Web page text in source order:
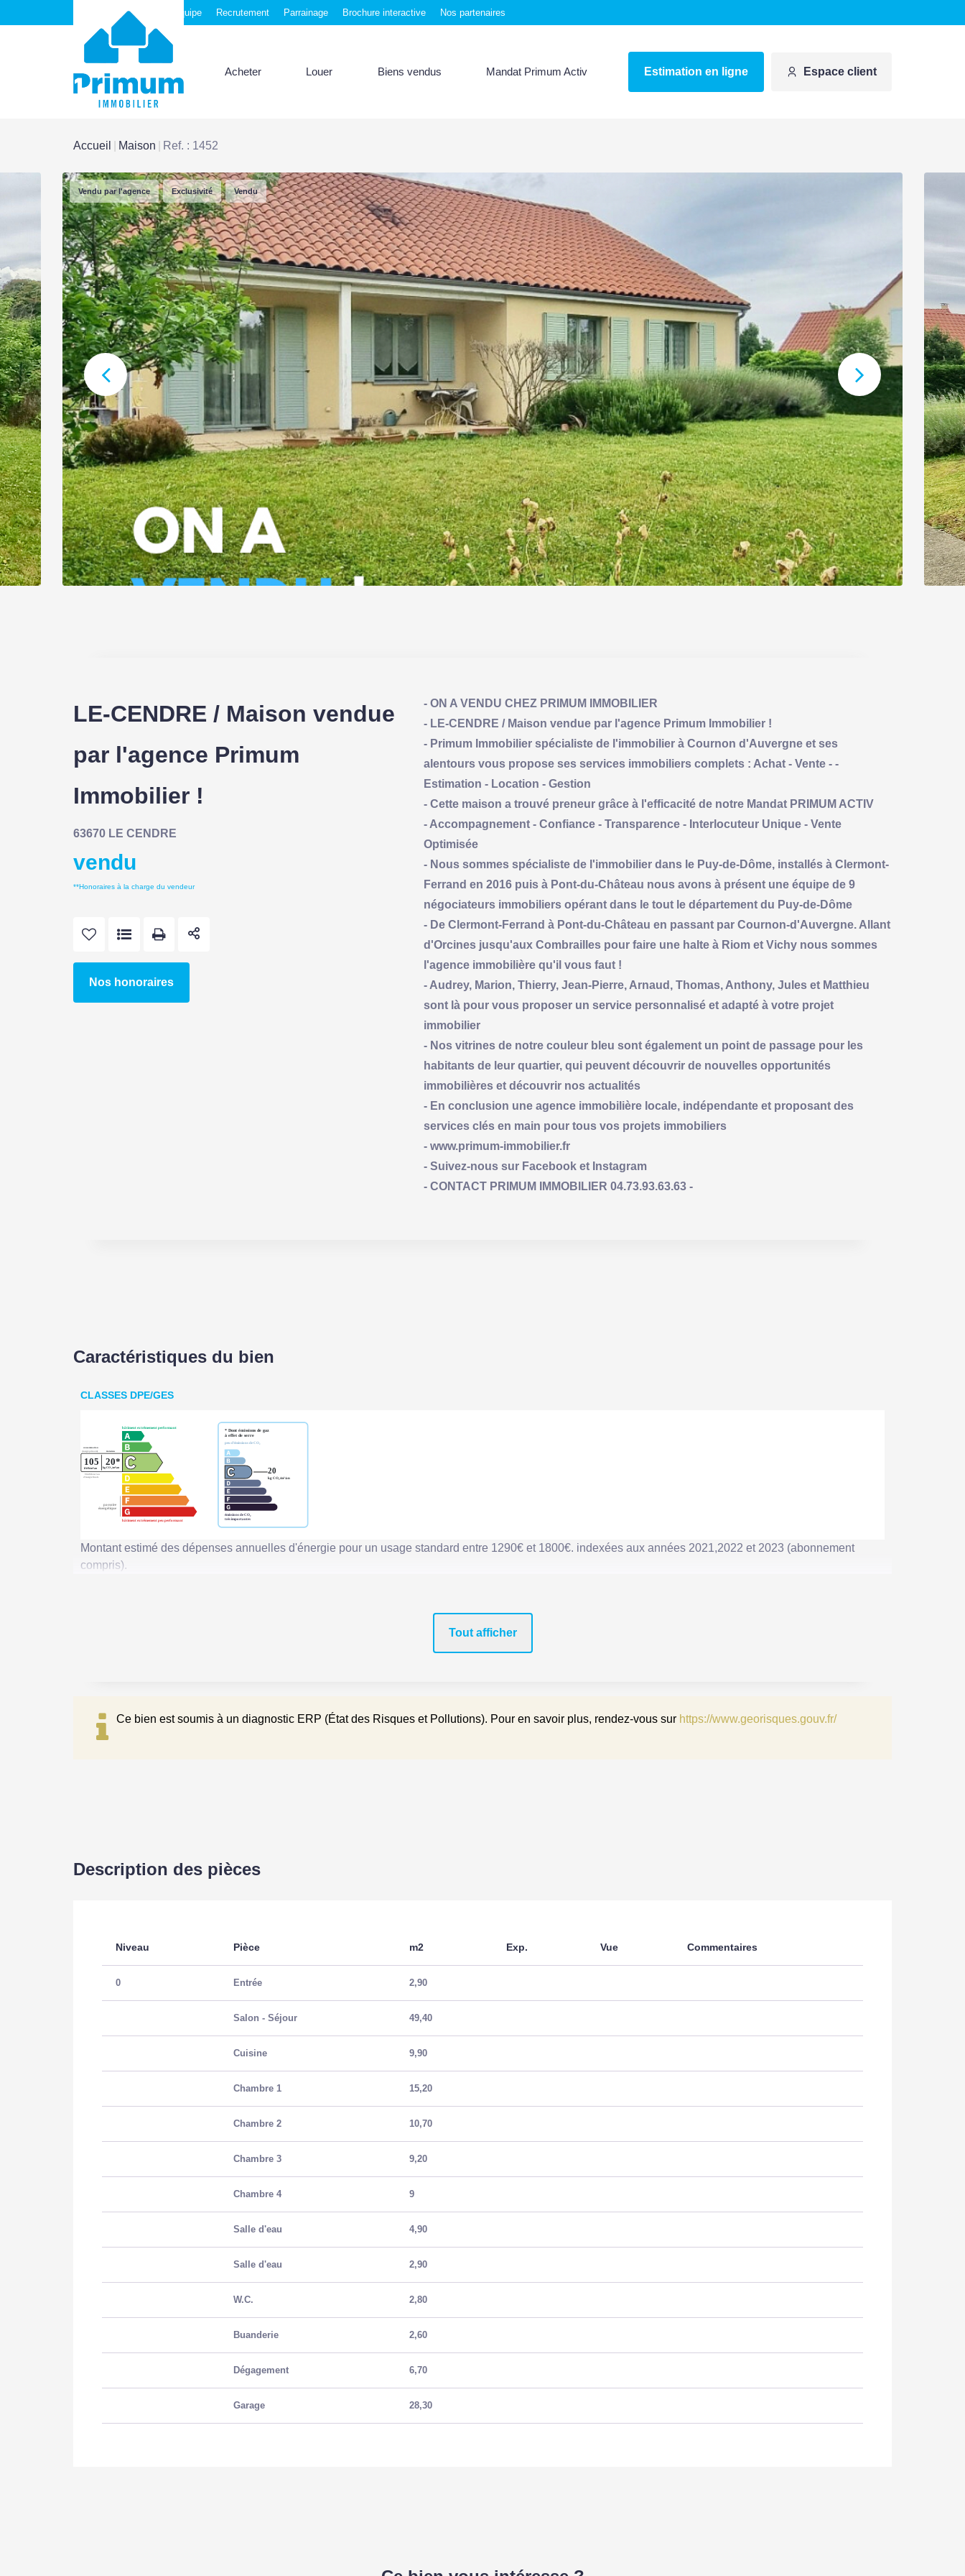
Nos agences Notre équipe Recrutement Parrainage Brochure interactive Nos partenaires
Acheter Louer Biens vendus Mandat Primum Activ Estimation en ligne Espace client
Accueil Maison Ref. : 1452
Vendu par l'agence Exclusivité Vendu
LE-CENDRE / Maison vendue
par l'agence Primum
Immobilier !
63670 LE CENDRE
vendu
**Honoraires à la charge du vendeur
Nos honoraires
- ON A VENDU CHEZ PRIMUM IMMOBILIER
- LE-CENDRE / Maison vendue par l'agence Primum Immobilier !
- Primum Immobilier spécialiste de l'immobilier à Cournon d'Auvergne et ses
alentours vous propose ses services immobiliers complets : Achat - Vente - -
Estimation - Location - Gestion
- Cette maison a trouvé preneur grâce à l'efficacité de notre Mandat PRIMUM ACTIV
- Accompagnement - Confiance - Transparence - Interlocuteur Unique - Vente
Optimisée
- Nous sommes spécialiste de l'immobilier dans le Puy-de-Dôme, installés à Clermont-
Ferrand en 2016 puis à Pont-du-Château nous avons à présent une équipe de 9
négociateurs immobiliers opérant dans le tout le département du Puy-de-Dôme
- De Clermont-Ferrand à Pont-du-Château en passant par Cournon-d'Auvergne. Allant
d'Orcines jusqu'aux Combrailles pour faire une halte à Riom et Vichy nous sommes
l'agence immobilière qu'il vous faut !
- Audrey, Marion, Thierry, Jean-Pierre, Arnaud, Thomas, Anthony, Jules et Matthieu
sont là pour vous proposer un service personnalisé et adapté à votre projet
immobilier
- Nos vitrines de notre couleur bleu sont également un point de passage pour les
habitants de leur quartier, qui peuvent découvrir de nouvelles opportunités
immobilières et découvrir nos actualités
- En conclusion une agence immobilière locale, indépendante et proposant des
services clés en main pour tous vos projets immobiliers
- www.primum-immobilier.fr
- Suivez-nous sur Facebook et Instagram
- CONTACT PRIMUM IMMOBILIER 04.73.93.63.63 -
Caractéristiques du bien
CLASSES DPE/GES
Montant estimé des dépenses annuelles d'énergie pour un usage standard entre 1290€ et 1800€. indexées aux années 2021,2022 et 2023 (abonnement
compris).
Tout afficher
Ce bien est soumis à un diagnostic ERP (État des Risques et Pollutions). Pour en savoir plus, rendez-vous sur https://www.georisques.gouv.fr/
Description des pièces
Niveau Pièce m2 Exp. Vue Commentaires
0 Entrée 2,90
Salon - Séjour 49,40
Cuisine 9,90
Chambre 1 15,20
Chambre 2 10,70
Chambre 3 9,20
Chambre 4 9
Salle d'eau 4,90
Salle d'eau 2,90
W.C. 2,80
Buanderie 2,60
Dégagement 6,70
Garage 28,30